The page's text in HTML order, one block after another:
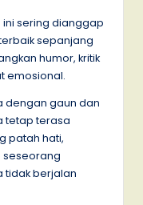
ini sering dianggap
sepanjang
humor, kritik
emosional.
dengan gaun dan
tetap terasa
patah hati,
seseorang
tidak berjalan